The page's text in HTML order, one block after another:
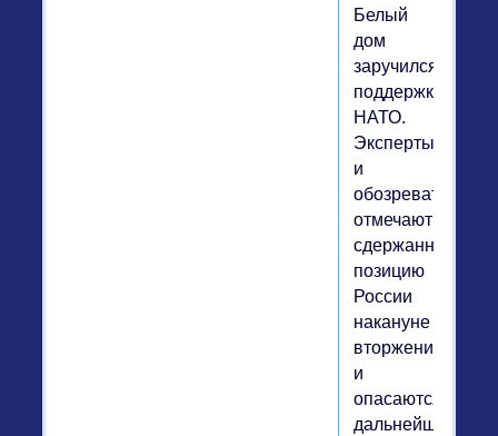
Белый
дом
заручился
поддержкой
НАТО.
Эксперты
и
обозреватели
отмечают
сдержанную
позицию
России
накануне
вторжения
и
опасаются
дальнейшей